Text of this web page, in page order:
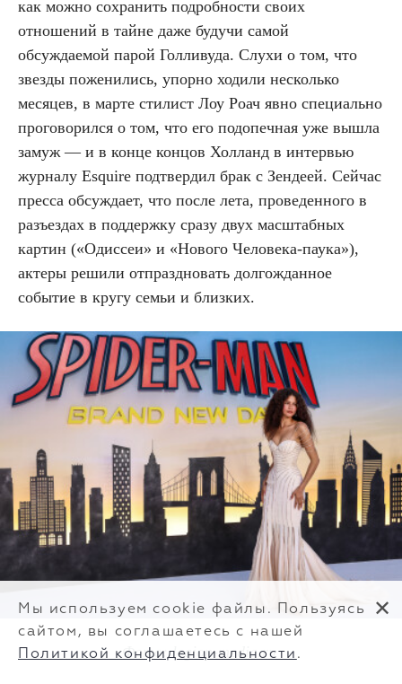
как можно сохранить подробности своих
отношений в тайне даже будучи самой
обсуждаемой парой Голливуда. Слухи о том, что
звезды поженились, упорно ходили несколько
месяцев, в марте стилист Лоу Роач явно специально
проговорился о том, что его подопечная уже вышла
замуж — и в конце концов Холланд в интервью
журналу Esquire подтвердил брак с Зендеей. Сейчас
пресса обсуждает, что после лета, проведенного в
разъездах в поддержку сразу двух масштабных
картин («Одиссеи» и «Нового Человека-паука»),
актеры решили отпраздновать долгожданное
событие в кругу семьи и близких.
Фото: legion-media.ru
Мы используем cookie файлы. Пользуясь
сайтом, вы соглашаетесь с нашей
Политикой конфиденциальности .
✕